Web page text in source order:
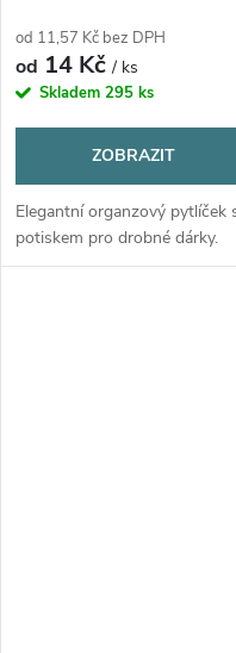
od 11,57 Kč bez DPH
od 14 Kč/ ks
Skladem 295 ks
ZOBRAZIT
Elegantní organzový pytlíček
potiskem pro drobné dárky.